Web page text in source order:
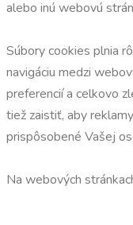
alebo inú webovú
Súbory cookies plnia
navigáciu medzi
preferencií a celkovo
tiež zaistiť, aby
prispôsobené Vašej
Na webových